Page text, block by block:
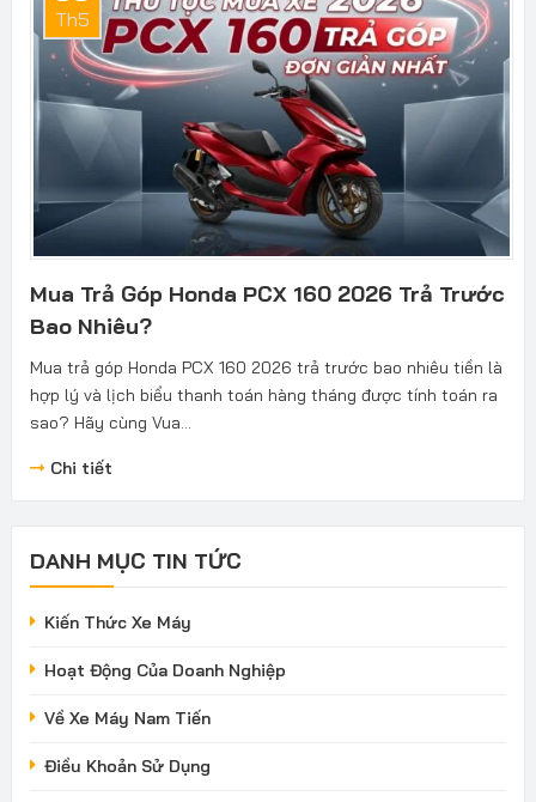
Th5
Mua Trả Góp Honda PCX 160 2026 Trả Trước
Bao Nhiêu?
Mua trả góp Honda PCX 160 2026 trả trước bao nhiêu tiền là
hợp lý và lịch biểu thanh toán hàng tháng được tính toán ra
sao? Hãy cùng Vua...
Chi tiết
DANH MỤC TIN TỨC
Kiến Thức Xe Máy
Hoạt Động Của Doanh Nghiệp
Về Xe Máy Nam Tiến
Điều Khoản Sử Dụng